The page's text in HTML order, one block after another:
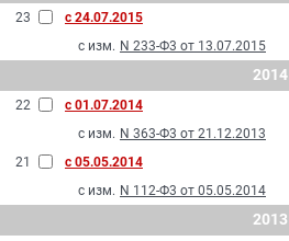
23
с 24.07.2015
с изм. N 233-Ф3 от 13.07.2015
2014
22
с 01.07.2014
с изм. N 363-Ф3 от 21.12.2013
21
с 05.05.2014
с изм. N 112-Ф3 от 05.05.2014
2013